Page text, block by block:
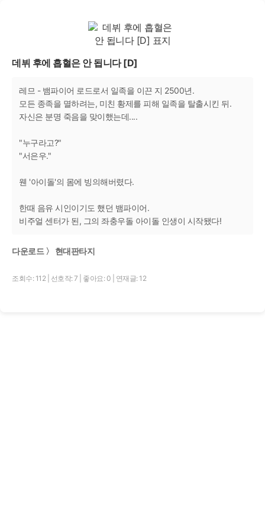
데뷔 후에 흡혈은 안 됩니다 [D]
레므 - 뱀파이어 로드로서 일족을 이끈 지 2500년.
모든 종족을 멸하려는, 미친 황제를 피해 일족을 탈출시킨 뒤.
자신은 분명 죽음을 맞이했는데....
"누구라고?"
"서은우."
웬 '아이돌'의 몸에 빙의해버렸다.
한때 음유 시인이기도 했던 뱀파이어.
비주얼 센터가 된, 그의 좌충우돌 아이돌 인생이 시작됐다!
다운로드 〉 현대판타지
조회수: 112 선호작: 7 좋아요: 0 연재글: 12